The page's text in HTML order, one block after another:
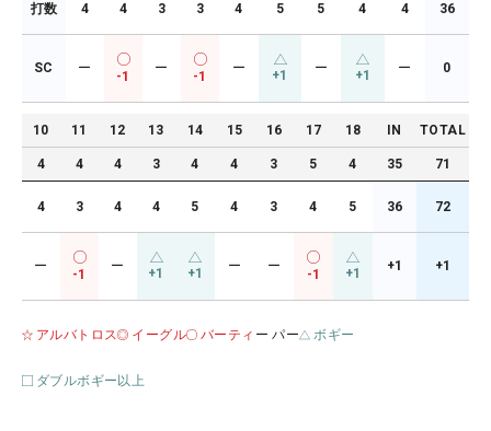
打数 4 4 3 3 4 5 5 4 4 36
SC ー
-1
ー
-1
ー +1 ー +1 ー 0
10 11 12 13 14 15 16 17 18 IN TOTAL
4 4 4 3 4 4 3 5 4 35 71
4 3 4 4 5 4 3 4 5 36 72
ー
-1
ー +1 +1 ー ー
-1 +1 +1 +1
アルバトロス イーグル バーティ ー パー ボギー
ダブルボギー以上